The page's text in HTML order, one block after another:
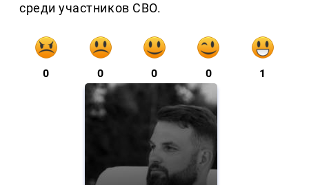
среди участников СВО.
0 0 0 0 1